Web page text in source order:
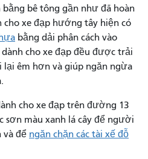
bê tông gần như đã hoàn
xe đạp hướng tây hiện có
bằng dải phân cách vào
cho xe đạp đều được trải
lại êm hơn và giúp ngăn ngừa
cho xe đạp trên đường 13
sơn màu xanh lá cây để người
và để ngăn chặn các tài xế đỗ